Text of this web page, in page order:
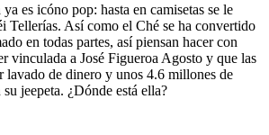
es icóno pop: hasta en camisetas se le
Tellerías. Así como el Ché se ha convertido
en todas partes, así piensan hacer con
vinculada a José Figueroa Agosto y que las
lavado de dinero y unos 4.6 millones de
jeepeta. ¿Dónde está ella?